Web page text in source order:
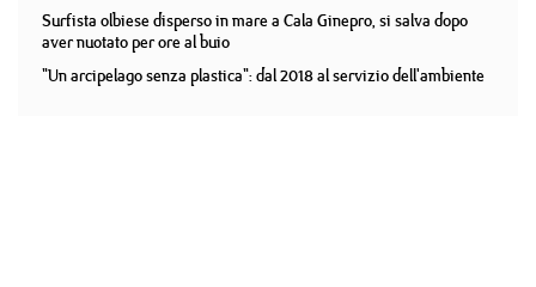
Surfista olbiese disperso in mare a Cala Ginepro, si salva dopo
aver nuotato per ore al buio
"Un arcipelago senza plastica": dal 2018 al servizio dell'ambiente